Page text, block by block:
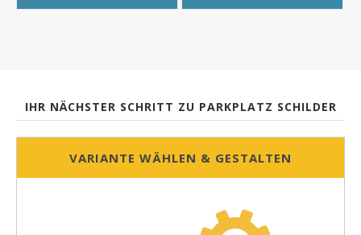
IHR NÄCHSTER SCHRITT ZU PARKPLATZ SCHILDER
VARIANTE WÄHLEN & GESTALTEN